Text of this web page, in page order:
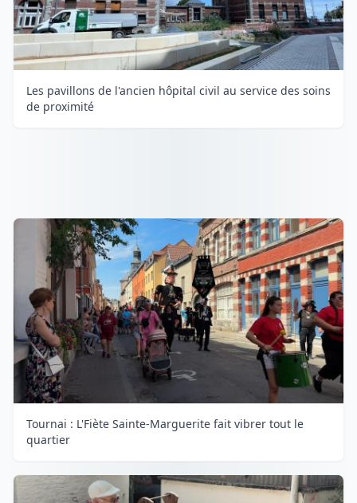
Les pavillons de l'ancien hôpital civil au service des soins
de proximité
Tournai : L'Fiète Sainte-Marguerite fait vibrer tout le
quartier